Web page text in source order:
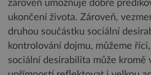
zároveň umožňuje dobře
ukončení života. Zároveň,
druhou součástku sociální
kontrolování dojmu, můžeme
sociální desirabilita může kromě